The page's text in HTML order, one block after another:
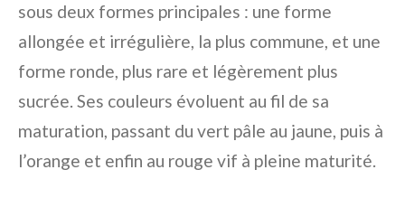
sous deux formes principales : une forme
allongée et irrégulière, la plus commune, et une
forme ronde, plus rare et légèrement plus
sucrée. Ses couleurs évoluent au fil de sa
maturation, passant du vert pâle au jaune, puis à
l’orange et enfin au rouge vif à pleine maturité.